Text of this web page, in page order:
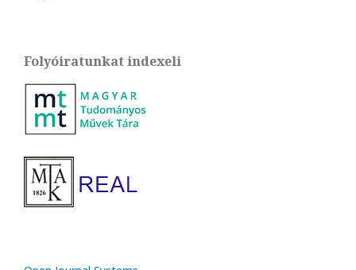
Folyóiratunkat indexeli